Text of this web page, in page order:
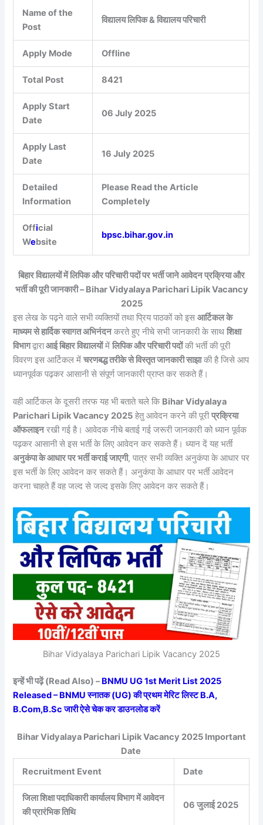
Name of the
Post
विद्यालय लिपिक & विद्यालय परिचारी
Apply Mode Offline
Total Post 8421
Apply Start
Date
06 July 2025
Apply Last
Date
16 July 2025
Detailed
Information
Please Read the Article
Completely
Official
Website
bpsc.bihar.gov.in
बिहार विद्यालयों में लिपिक और परिचारी पदों पर भर्ती जाने आवेदन प्रक्रिया और
भर्ती की पूरी जानकारी – Bihar Vidyalaya Parichari Lipik Vacancy
2025
इस लेख के पढ़ने वाले सभी व्यक्तियों तथा प्रिय पाठकों को इसआर्टिकल के
माध्यम से हार्दिक स्वागत अभिनंदनकरते हुए नीचे सभी जानकारी के साथशिक्षा
विभागद्वाराआई बिहार विद्यालयोंमेंलिपिक और परिचारी पदोंकी भर्ती की पूरी
विवरण इस आर्टिकल मेंचरणबद्ध तरीके से विस्तृत जानकारी साझाकी है जिसे आप
ध्यानपूर्वक पढ़कर आसानी से संपूर्ण जानकारी प्राप्त कर सकते हैं।
वही आर्टिकल के दूसरी तरफ यह भी बताते चले कि Bihar Vidyalaya
Parichari Lipik Vacancy 2025 हेतु आवेदन करने की पूरीप्रक्रिया
ऑफलाइनरखी गई है। आवेदक नीचे बताई गई जरूरी जानकारी को ध्यान पूर्वक
पढ़कर आसानी से इस भर्ती के लिए आवेदन कर सकते हैं। ध्यान दें यह भर्ती
अनुकंपा के आधार पर भर्ती कराई जाएगी, पात्र सभी व्यक्ति अनुकंपा के आधार पर
इस भर्ती के लिए आवेदन कर सकते हैं। अनुकंपा के आधार पर भर्ती आवेदन
करना चाहते हैं वह जल्द से जल्द इसके लिए आवेदन कर सकते हैं।
Bihar Vidyalaya Parichari Lipik Vacancy 2025
इन्हें भी पढ़ें (Read Also) –BNMU UG 1st Merit List 2025
Released – BNMU स्नातक (UG) की प्रथम मेरिट लिस्ट B.A,
B.Com,B.Sc जारी ऐसे चेक कर डाउनलोड करें
Bihar Vidyalaya Parichari Lipik Vacancy 2025 Important
Date
Recruitment Event
Date
जिला शिक्षा पदाधिकारी कार्यालय विभाग में आवेदन
की प्रारंभिक तिथि
06 जुलाई 2025